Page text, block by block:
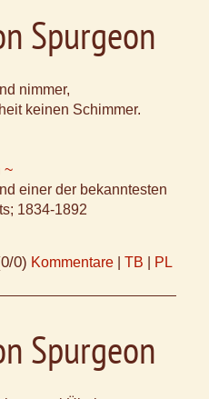
Spurgeon
nimmer,
keinen Schimmer.
~
einer der bekanntesten
1834-1892
0) Kommentare TB PL
Spurgeon